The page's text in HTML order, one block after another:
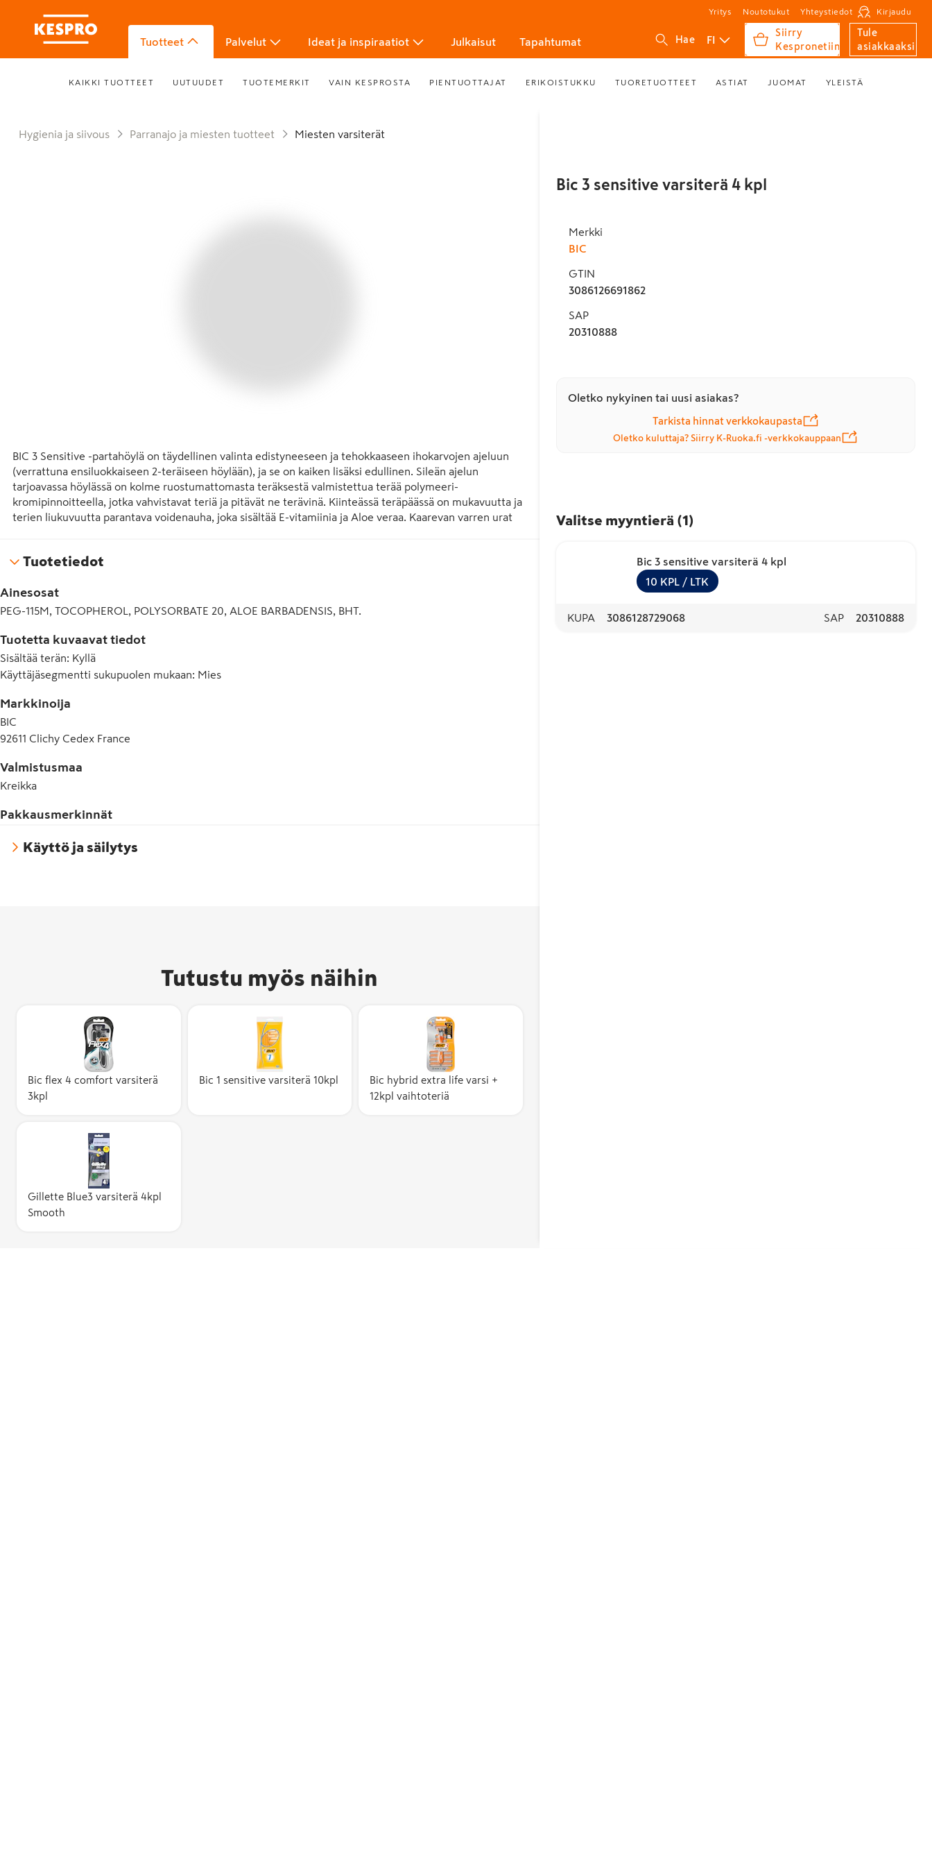
Yritys Noutotukut Yhteystiedot Kirjaudu
Tuotteet Palvelut Ideat ja inspiraatiot Julkaisut Tapahtumat Hae FI
Siirry
Kespronetiin
Tule
asiakkaaksi
KAIKKI TUOTTEET UUTUUDET TUOTEMERKIT VAIN KESPROSTA PIENTUOTTAJAT ERIKOISTUKKU TUORETUOTTEET ASTIAT JUOMAT YLEISTÄ
Hygienia ja siivous Parranajo ja miesten tuotteet Miesten varsiterät
BIC 3 Sensitive -partahöylä on täydellinen valinta edistyneeseen ja tehokkaaseen ihokarvojen ajeluun
(verrattuna ensiluokkaiseen 2-teräiseen höylään), ja se on kaiken lisäksi edullinen. Sileän ajelun
tarjoavassa höylässä on kolme ruostumattomasta teräksestä valmistettua terää polymeeri-
kromipinnoitteella, jotka vahvistavat teriä ja pitävät ne terävinä. Kiinteässä teräpäässä on mukavuutta ja
terien liukuvuutta parantava voidenauha, joka sisältää E-vitamiinia ja Aloe veraa. Kaarevan varren urat
BIC on valmistanut vuodesta 1975 kaikki partahöylät omissa tuotantotehtaissaan, joissa höylien
kokemuksella höylien suunnittelusta ja valmistuksesta, BIC on nimi, johon voit luottaa.
Tuotetiedot
Ainesosat
PEG-115M, TOCOPHEROL, POLYSORBATE 20, ALOE BARBADENSIS, BHT.
Tuotetta kuvaavat tiedot
Sisältää terän: Kyllä
Käyttäjäsegmentti sukupuolen mukaan: Mies
Markkinoija
BIC
92611 Clichy Cedex France
Valmistusmaa
Kreikka
Pakkausmerkinnät
Käyttö ja säilytys
Tutustu myös näihin
Bic flex 4 comfort varsiterä
3kpl
Bic 1 sensitive varsiterä 10kpl
Bic hybrid extra life varsi +
12kpl vaihtoteriä
Gillette Blue3 varsiterä 4kpl
Smooth
Bic 3 sensitive varsiterä 4 kpl
Merkki
BIC
GTIN
3086126691862
SAP
20310888
Oletko nykyinen tai uusi asiakas?
Tarkista hinnat verkkokaupasta
Oletko kuluttaja? Siirry K-Ruoka.fi -verkkokauppaan
Valitse myyntierä (1 )
Bic 3 sensitive varsiterä 4 kpl
10 KPL / LTK
KUPA 3086128729068 SAP 20310888